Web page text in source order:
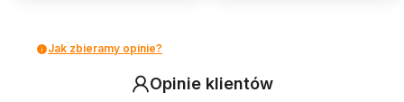
Jak zbieramy opinie?
Opinie klientów